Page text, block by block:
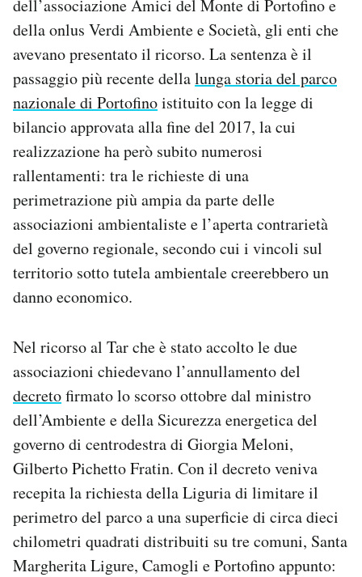
Newsletter
Notifiche mobile
Regala il Post
Hai bisogno di aiuto?
Esci
dell’associazione Amici del Monte di Portofino e
della onlus Verdi Ambiente e Società, gli enti che
avevano presentato il ricorso. La sentenza è il
passaggio più recente dellalunga storia del parco
nazionale di Portofinoistituito con la legge di
bilancio approvata alla fine del 2017, la cui
realizzazione ha però subito numerosi
rallentamenti: tra le richieste di una
perimetrazione più ampia da parte delle
associazioni ambientaliste e l’aperta contrarietà
del governo regionale, secondo cui i vincoli sul
territorio sotto tutela ambientale creerebbero un
danno economico.
Nel ricorso al Tar che è stato accolto le due
associazioni chiedevano l’annullamento del
decretofirmato lo scorso ottobre dal ministro
dell’Ambiente e della Sicurezza energetica del
governo di centrodestra di Giorgia Meloni,
Gilberto Pichetto Fratin. Con il decreto veniva
recepita la richiesta della Liguria di limitare il
perimetro del parco a una superficie di circa dieci
chilometri quadrati distribuiti su tre comuni, Santa
Margherita Ligure, Camogli e Portofino appunto: